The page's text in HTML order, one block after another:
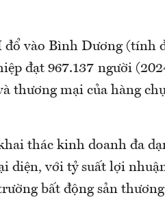
vào Bình Dương (tính
đạt 967.137 người
thương mại của hàng
thác kinh doanh đa
diện, với tỷ suất lợi
bất động sản